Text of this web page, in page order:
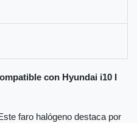
con Hyundai i10 I
faro halógeno destaca por